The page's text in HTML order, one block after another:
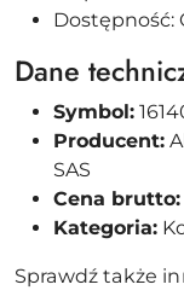
Dostępność:
Dane
Symbol:
Producent:
SAS
Cena brutto:
Kategoria:
Sprawdź także